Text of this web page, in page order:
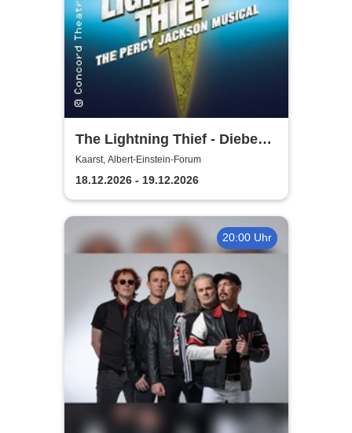
The Lightning Thief - Diebe
im Olymp ein Percy Jackson
Musical
Kaarst, Albert-Einstein-Forum
18.12.2026 - 19.12.2026
20:00 Uhr